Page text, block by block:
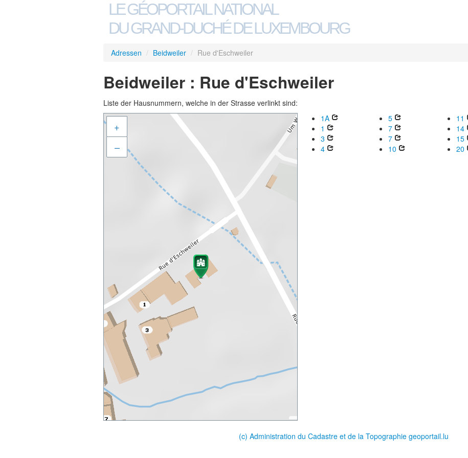
LE GÉOPORTAIL NATIONAL
DU GRAND-DUCHÉ DE LUXEMBOURG
Adressen / Beidweiler / Rue d'Eschweiler
Beidweiler : Rue d'Eschweiler
Liste der Hausnummern, welche in der Strasse verlinkt sind:
+
–
1A
1
3
4
5
7
7
10
11
14
15
20
(c) Administration du Cadastre et de la Topographie geoportail.lu